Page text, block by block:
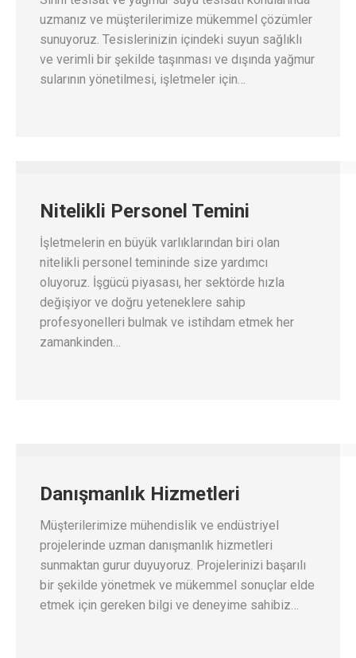
uzmanız ve müşterilerimize mükemmel çözümler
sunuyoruz. Tesislerinizin içindeki suyun sağlıklı
ve verimli bir şekilde taşınması ve dışında yağmur
sularının yönetilmesi, işletmeler için…
Nitelikli Personel Temini
İşletmelerin en büyük varlıklarından biri olan
nitelikli personel temininde size yardımcı
oluyoruz. İşgücü piyasası, her sektörde hızla
değişiyor ve doğru yeteneklere sahip
profesyonelleri bulmak ve istihdam etmek her
zamankinden…
Danışmanlık Hizmetleri
Müşterilerimize mühendislik ve endüstriyel
projelerinde uzman danışmanlık hizmetleri
sunmaktan gurur duyuyoruz. Projelerinizi başarılı
bir şekilde yönetmek ve mükemmel sonuçlar elde
etmek için gereken bilgi ve deneyime sahibiz…